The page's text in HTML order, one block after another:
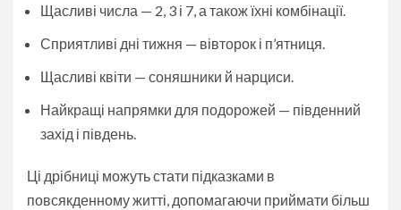
Щасливі числа — 2, 3 і 7, а також їхні комбінації.
Сприятливі дні тижня — вівторок і п’ятниця.
Щасливі квіти — соняшники й нарциси.
Найкращі напрямки для подорожей — південний
захід і південь.
Ці дрібниці можуть стати підказками в
повсякденному житті, допомагаючи приймати більш